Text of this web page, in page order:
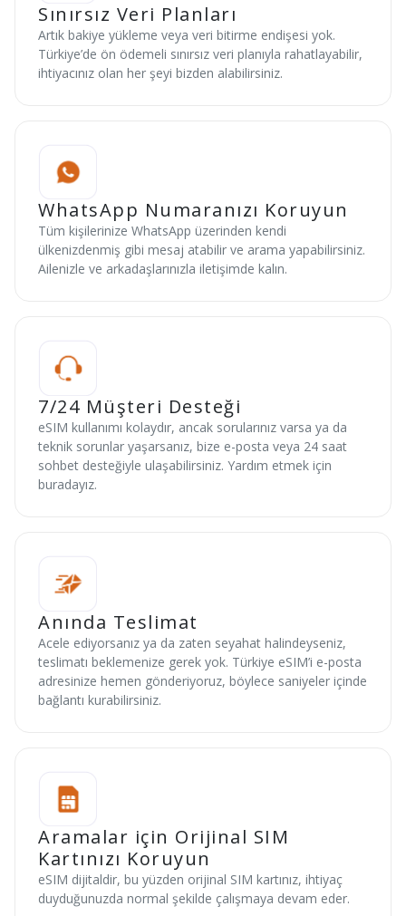
Sınırsız Veri Planları
Artık bakiye yükleme veya veri bitirme endişesi yok.
Türkiye’de ön ödemeli sınırsız veri planıyla rahatlayabilir,
ihtiyacınız olan her şeyi bizden alabilirsiniz.
WhatsApp Numaranızı Koruyun
Tüm kişilerinize WhatsApp üzerinden kendi
ülkenizdenmiş gibi mesaj atabilir ve arama yapabilirsiniz.
Ailenizle ve arkadaşlarınızla iletişimde kalın.
7/24 Müşteri Desteği
eSIM kullanımı kolaydır, ancak sorularınız varsa ya da
teknik sorunlar yaşarsanız, bize e-posta veya 24 saat
sohbet desteğiyle ulaşabilirsiniz. Yardım etmek için
buradayız.
Anında Teslimat
Acele ediyorsanız ya da zaten seyahat halindeyseniz,
teslimatı beklemenize gerek yok. Türkiye eSIM’i e-posta
adresinize hemen gönderiyoruz, böylece saniyeler içinde
bağlantı kurabilirsiniz.
Aramalar için Orijinal SIM
Kartınızı Koruyun
eSIM dijitaldir, bu yüzden orijinal SIM kartınız, ihtiyaç
duyduğunuzda normal şekilde çalışmaya devam eder.